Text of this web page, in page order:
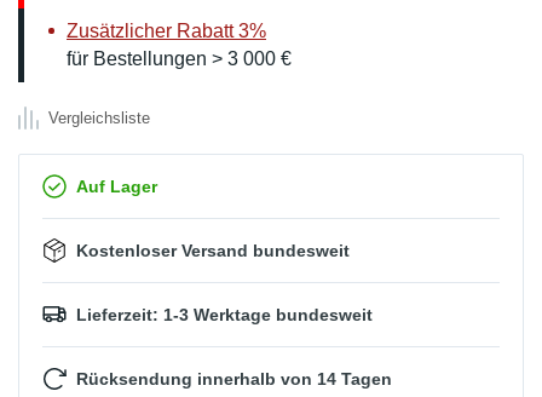
Zusätzlicher Rabatt 3%
für Bestellungen > 3 000 €
Vergleichsliste
Auf Lager
Kostenloser Versand bundesweit
Lieferzeit: 1-3 Werktage bundesweit
Rücksendung innerhalb von 14 Tagen